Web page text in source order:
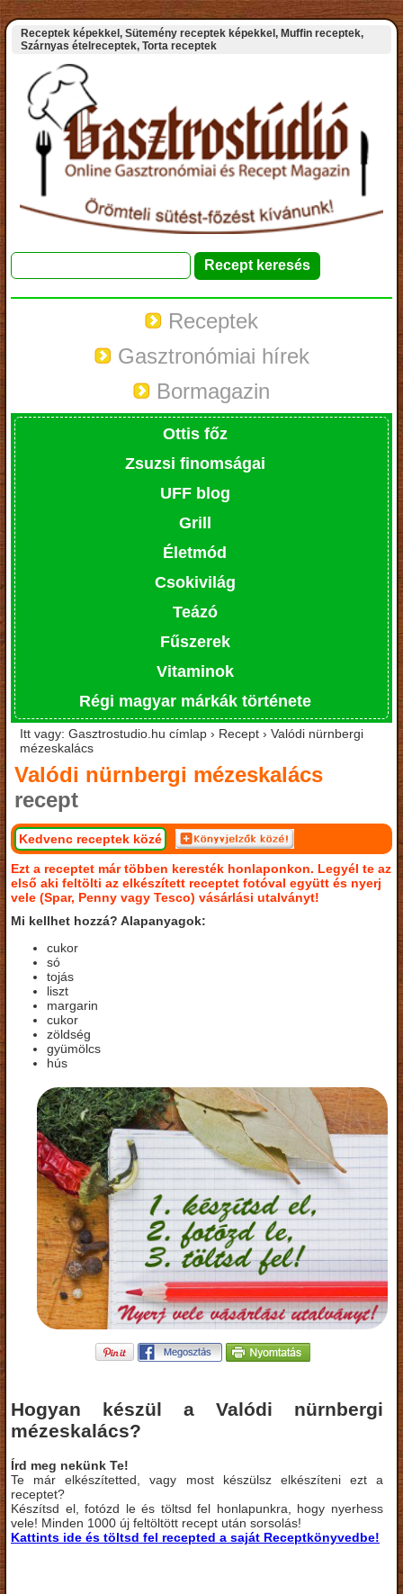
Receptek képekkel, Sütemény receptek képekkel, Muffin receptek,
Szárnyas ételreceptek, Torta receptek
Receptek
Gasztronómiai hírek
Bormagazin
Ottis főz
Zsuzsi finomságai
UFF blog
Grill
Életmód
Csokivilág
Teázó
Fűszerek
Vitaminok
Régi magyar márkák története
Itt vagy: Gasztrostudio.hu címlap › Recept › Valódi nürnbergi
mézeskalács
Valódi nürnbergi mézeskalács
recept
Kedvenc receptek közé
Ezt a receptet már többen keresték honlaponkon. Legyél te az
első aki feltölti az elkészített receptet fotóval együtt és nyerj
vele (Spar, Penny vagy Tesco) vásárlási utalványt!
Mi kellhet hozzá? Alapanyagok:
cukor
só
tojás
liszt
margarin
cukor
zöldség
gyümölcs
hús
Hogyan készül a Valódi nürnbergi
mézeskalács?
Írd meg nekünk Te!
Te már elkészítetted, vagy most készülsz elkészíteni ezt a
receptet?
Készítsd el, fotózd le és töltsd fel honlapunkra, hogy nyerhess
vele! Minden 1000 új feltöltött recept után sorsolás!
Kattints ide és töltsd fel recepted a saját Receptkönyvedbe!